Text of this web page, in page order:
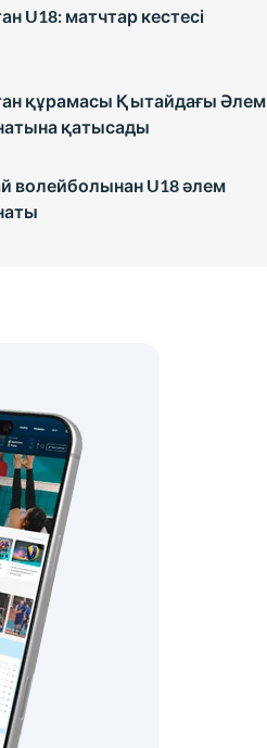
U18: матчтар кестесі
құрамасы Қытайдағы Әлем
қатысады
волейболынан U18 әлем